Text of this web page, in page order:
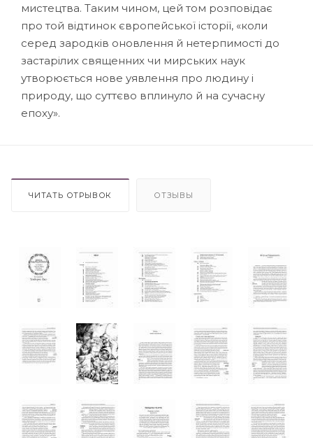
мистецтва. Таким чином, цей том розповідає
про той відтинок європейської історії, «коли
серед зародків оновлення й нетерпимості до
застарілих священних чи мирських наук
утворюється нове уявлення про людину і
природу, що суттєво вплинуло й на сучасну
епоху».
ЧИТАТЬ ОТРЫВОК ОТЗЫВЫ